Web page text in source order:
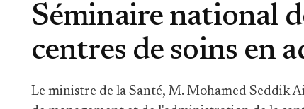
Séminaire national
centres de soins en
Le ministre de la Santé, M. Mohamed Seddik